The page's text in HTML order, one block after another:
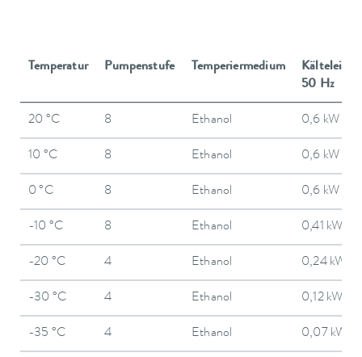
Temperatur Pumpenstufe Temperiermedium
50 Hz
20 °C 8 Ethanol 0,6 kW
10 °C 8 Ethanol 0,6 kW
0 °C 8 Ethanol 0,6 kW
-10 °C 8 Ethanol 0,41 kW
-20 °C 4 Ethanol 0,24 kW
-30 °C 4 Ethanol 0,12 kW
-35 °C 4 Ethanol 0,07 kW